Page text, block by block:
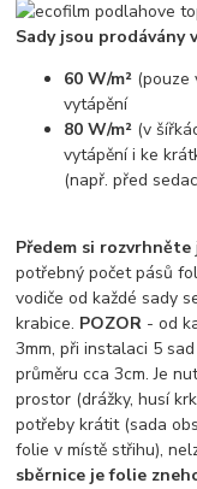
Sady jsou prodávány
60 W/m² (pouze
vytápění
80 W/m² (v
vytápění i ke
(např. před
Předem si rozvrhněte
potřebný počet pásů
vodiče od každé sady
krabice. POZOR - od
3mm, při instalaci 5
průměru cca 3cm. Je
prostor (drážky, husí
potřeby krátit (sada
folie v místě střihu),
sběrnice je folie